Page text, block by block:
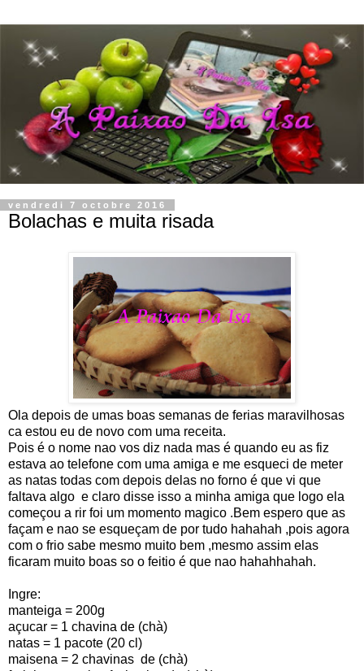
vendredi 7 octobre 2016
Bolachas e muita risada
Ola depois de umas boas semanas de ferias maravilhosas
ca estou eu de novo com uma receita.
Pois é o nome nao vos diz nada mas é quando eu as fiz
estava ao telefone com uma amiga e me esqueci de meter
as natas todas com depois delas no forno é que vi que
faltava algo e claro disse isso a minha amiga que logo ela
começou a rir foi um momento magico .Bem espero que as
façam e nao se esqueçam de por tudo hahahah ,pois agora
com o frio sabe mesmo muito bem ,mesmo assim elas
ficaram muito boas so o feitio é que nao hahahhahah.
Ingre:
manteiga = 200g
açucar = 1 chavina de (chà)
natas = 1 pacote (20 cl)
maisena = 2 chavinas de (chà)